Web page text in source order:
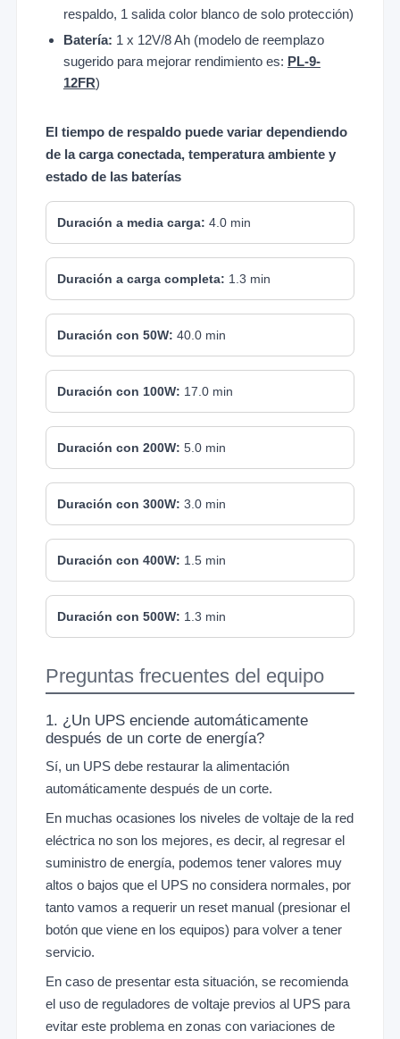
respaldo, 1 salida color blanco de solo protección)
Batería: 1 x 12V/8 Ah (modelo de reemplazo
sugerido para mejorar rendimiento es: PL-9-
12FR)
El tiempo de respaldo puede variar dependiendo
de la carga conectada, temperatura ambiente y
estado de las baterías
Duración a media carga: 4.0 min
Duración a carga completa: 1.3 min
Duración con 50W: 40.0 min
Duración con 100W: 17.0 min
Duración con 200W: 5.0 min
Duración con 300W: 3.0 min
Duración con 400W: 1.5 min
Duración con 500W: 1.3 min
Preguntas frecuentes del equipo
1. ¿Un UPS enciende automáticamente
después de un corte de energía?
Sí, un UPS debe restaurar la alimentación
automáticamente después de un corte.
En muchas ocasiones los niveles de voltaje de la red
eléctrica no son los mejores, es decir, al regresar el
suministro de energía, podemos tener valores muy
altos o bajos que el UPS no considera normales, por
tanto vamos a requerir un reset manual (presionar el
botón que viene en los equipos) para volver a tener
servicio.
En caso de presentar esta situación, se recomienda
el uso de reguladores de voltaje previos al UPS para
evitar este problema en zonas con variaciones de